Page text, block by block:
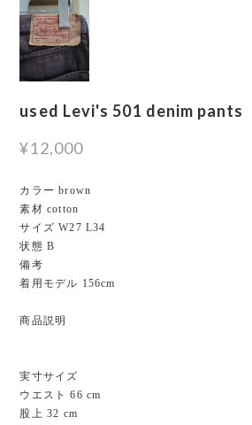
used Levi's 501 denim pants
¥12,000
カラー brown
素材 cotton
サイズ W27 L34
状態 B
備考
着用モデル 156cm
商品説明
実寸サイズ
ウエスト 66 cm
股上 32 cm